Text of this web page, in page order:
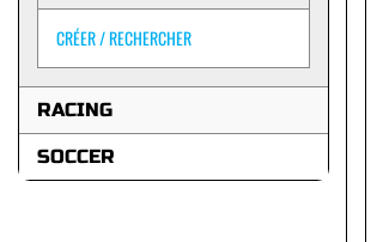
CRÉER / RECHERCHER
RACING
SOCCER